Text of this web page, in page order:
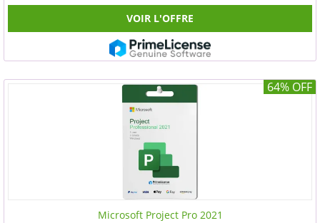
VOIR L'OFFRE
64% OFF
Microsoft Project Pro 2021